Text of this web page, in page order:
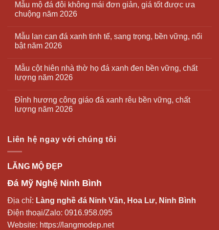
Mẫu mộ đá đôi không mái đơn giản, giá tốt được ưa
chuộng năm 2026
Mẫu lan can đá xanh tinh tế, sang trọng, bền vững, nổi
bật năm 2026
Mẫu cột hiên nhà thờ họ đá xanh đen bền vững, chất
lượng năm 2026
Đỉnh hương công giáo đá xanh rêu bền vững, chất
lượng năm 2026
Liên hệ ngay với chúng tôi
LĂNG MỘ ĐẸP
Đá Mỹ Nghệ Ninh Bình
Địa chỉ: Làng nghề đá Ninh Vân, Hoa Lư, Ninh Bình
Điện thoại/Zalo: 0916.958.095
Website: https://langmodep.net